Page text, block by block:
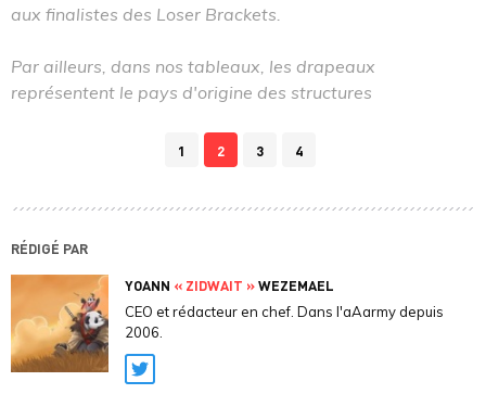
aux finalistes des Loser Brackets.
Par ailleurs, dans nos tableaux, les drapeaux
représentent le pays d'origine des structures
1 2 3 4
RÉDIGÉ PAR
YOANN « ZIDWAIT »WEZEMAEL
CEO et rédacteur en chef. Dans l'aAarmy depuis
2006.
Twitter